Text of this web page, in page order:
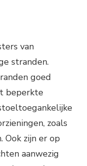
van
stranden.
goed
beperkte
zoals
Ook zijn er op
aanwezig